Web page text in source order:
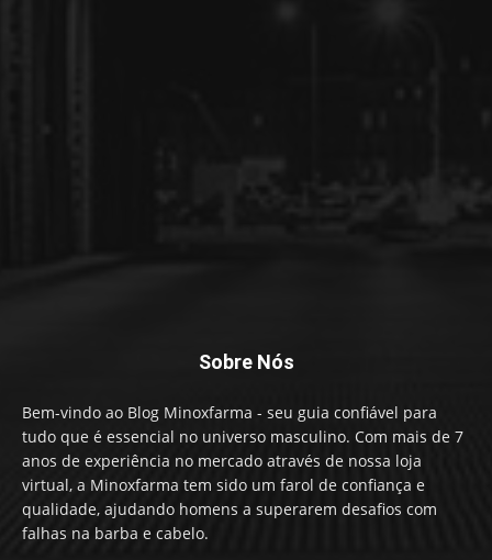
Sobre Nós
Bem-vindo ao Blog Minoxfarma - seu guia confiável para
tudo que é essencial no universo masculino. Com mais de 7
anos de experiência no mercado através de nossa loja
virtual, a Minoxfarma tem sido um farol de confiança e
qualidade, ajudando homens a superarem desafios com
falhas na barba e cabelo.